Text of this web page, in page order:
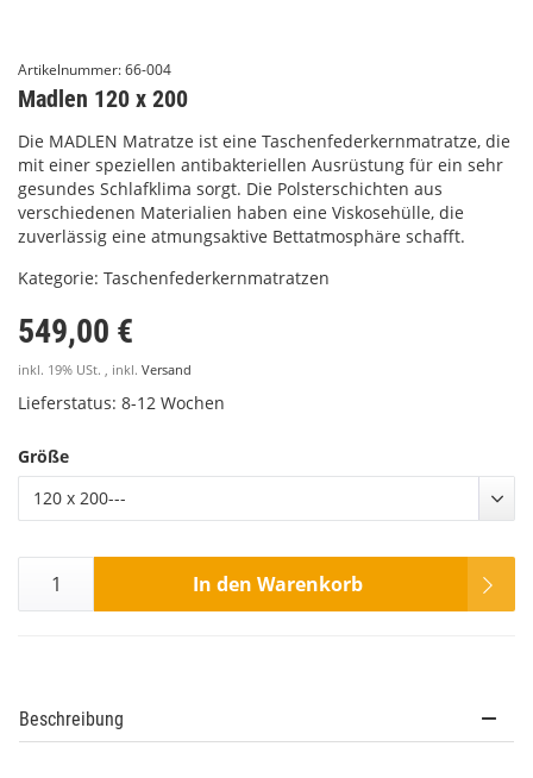
Artikelnummer:66-004
Madlen 120 x 200
Die MADLEN Matratze ist eine Taschenfederkernmatratze, die
mit einer speziellen antibakteriellen Ausrüstung für ein sehr
gesundes Schlafklima sorgt. Die Polsterschichten aus
verschiedenen Materialien haben eine Viskosehülle, die
zuverlässig eine atmungsaktive Bettatmosphäre schafft.
Kategorie: Taschenfederkernmatratzen
549,00 €
inkl. 19% USt. , inkl. Versand
Lieferstatus: 8-12 Wochen
Größe
120 x 200---
In den Warenkorb
Beschreibung